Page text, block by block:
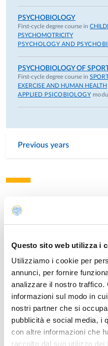
Questo sito web utilizza i
Utilizziamo i cookie per
annunci, per fornire
analizzare il nostro traffico.
informazioni sul modo in
nostri partner che si
pubblicità e social media, i
con altre informazioni che
raccolto dal suo utilizzo dei
PSYCHOBIOLOGY
First-cycle degree course in
PSYCHOMOTRICITY
PSYCHOLOGY AND
PSYCHOBIOLOGY OF
First-cycle degree course in
EXERCISE AND HUMAN HEALTH
APPLIED PSICOBIOLOGY
Previous years
Research
Pragmatic representations of
monkey putamen
Authors: Rotunno C.; Reni M.; Ferroni
G.; Borra E.; Maranesi M.; Bonini L.
Authors: Tili F.; Maranesi M.; Lanzilotto
Bonini L.; Albertini D.